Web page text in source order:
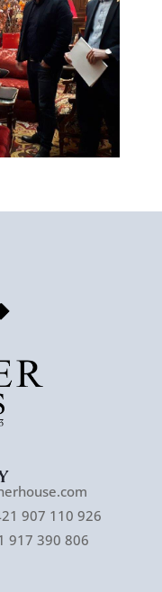
907 110 926
917 390 806